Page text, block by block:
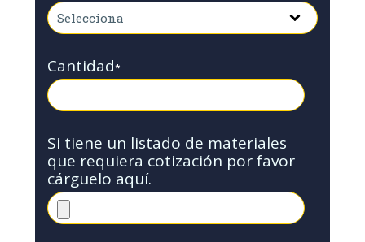
Cantidad*
Si tiene un listado de materiales
que requiera cotización por favor
cárguelo aquí.